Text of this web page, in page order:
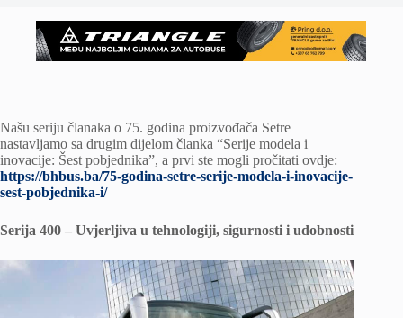
Našu seriju članaka o 75. godina proizvođača Setre
nastavljamo sa drugim dijelom članka “Serije modela i
inovacije: Šest pobjednika”, a prvi ste mogli pročitati ovdje:
https://bhbus.ba/75-godina-setre-serije-modela-i-inovacije-
sest-pobjednika-i/
Serija 400 – Uvjerljiva u tehnologiji, sigurnosti i udobnosti